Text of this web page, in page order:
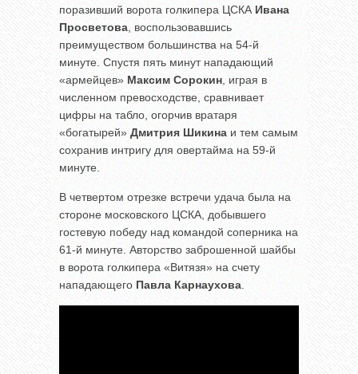
поразивший ворота голкипера ЦСКА Ивана
Просветова , воспользовавшись
преимуществом большинства на 54-й
минуте. Спустя пять минут нападающий
«армейцев» Максим Сорокин , играя в
численном превосходстве, сравнивает
цифры на табло, огорчив вратаря
«богатырей» Дмитрия Шикина и тем самым
сохранив интригу для овертайма на 59-й
минуте.
В четвертом отрезке встречи удача была на
стороне московского ЦСКА, добывшего
гостевую победу над командой соперника на
61-й минуте. Авторство заброшенной шайбы
в ворота голкипера «Витязя» на счету
нападающего Павла Карнаухова